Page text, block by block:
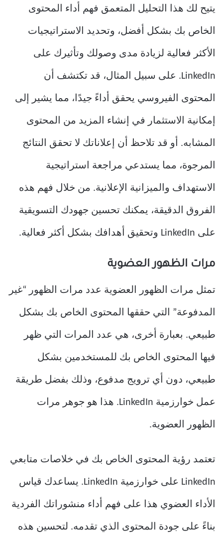
يتيح لك هذا التحليل المتعمق فهم أداء المحتوى
الخاص بك بشكل أفضل، وتحديد الاستراتيجيات
الأكثر فعالية لزيادة مدى وصولك وتأثيرك على
LinkedIn. على سبيل المثال، قد تكتشف أن
المحتوى الفيروسي يحقق أداءً جيدًا، مما يشير إلى
إمكانية الاستثمار في إنشاء المزيد من المحتوى
المشابه. أو قد تلاحظ أن إعلاناتك لا تحقق النتائج
المرجوة، مما يستدعي مراجعة استراتيجية
الاستهداف والميزانية الإعلانية. من خلال فهم هذه
الفروق الدقيقة، يمكنك تحسين جهودك التسويقية
على LinkedIn وتحقيق أهدافك بشكل أكثر فعالية.
مرات الظهور العضوية
تمثل مرات الظهور العضوية عدد مرات الظهور “غير
المدفوعة” التي حققها المحتوى الخاص بك بشكل
طبيعي. بعبارة أخرى، هي عدد المرات التي ظهر
فيها المحتوى الخاص بك للمستخدمين بشكل
طبيعي، دون أي ترويج مدفوع، وذلك بفضل طريقة
عمل خوارزمية LinkedIn. هذا هو جوهر مرات
الظهور العضوية.
تعتمد رؤية المحتوى الخاص بك في خلاصات متابعي
LinkedIn على خوارزمية LinkedIn. يساعدك قياس
الأداء العضوي هذا على فهم أداء منشوراتك الفردية
بناءً على جودة المحتوى الذي تقدمه. لتحسين هذه